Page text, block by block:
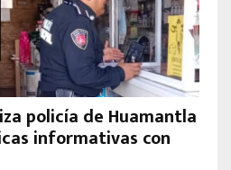
policía de Huamantla
informativas con